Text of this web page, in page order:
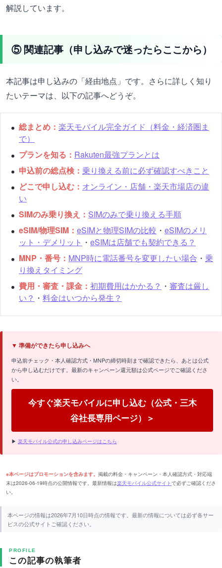
解説しています。
⑤ 関連記事（申し込みで迷ったらここから）
本記事は申し込みの「経由地点」です。さらに詳しく知り
たいテーマは、以下の記事へどうぞ。
総まとめ： 楽天モバイル完全ガイド（料金・経済圏ま
で）
プランを知る： Rakuten最強プランとは
申込前の総点検： 乗り換える前に必ず確認すべきこと
どこで申し込む： オンライン・店舗・楽天市場店の違
い
SIMのみ乗り換え： SIMのみで乗り換える手順
eSIM/物理SIM： eSIMと物理SIMの比較 ・ eSIMのメリ
ット・デメリット ・ eSIMは店舗でも契約できる？
MNP・番号： MNP時に電話番号を変更したい場合 ・ 乗
り換えタイミング
費用・審査・課金： 初期費用はかかる？ ・ 審査は厳し
い？ ・ 料金はいつから発生？
▼ 準備ができたら申し込みへ
申込前チェック・本人確認方式・MNPの締切時刻まで確認できたら、あとは公式
から申し込むだけです。最新のキャンペーン還元額は公式ページでご確認くださ
い。
今すぐ楽天モバイルに申し込む（公式・三木
谷社長専用ページ）＞
▶ 楽天モバイル公式の申し込みページはこちら
※本ページはプロモーションを含みます。 掲載の料金・キャンペーン・本人確認方式・対応端
末は2026-06-19時点の公開情報です。最新情報は楽天モバイル公式サイトで必ずご確認くださ
い。
本ページの情報は2026年7月10日時点の情報です。最新の情報については必ず各サー
ビスの公式サイトご確認ください。
PROFILE
この記事の執筆者